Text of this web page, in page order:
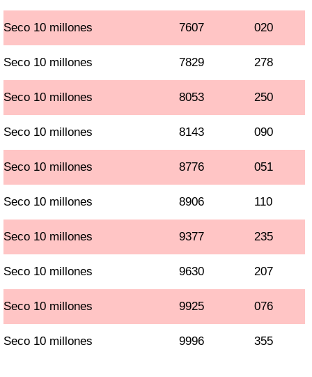
Seco 10 millones 7607 020
Seco 10 millones 7829 278
Seco 10 millones 8053 250
Seco 10 millones 8143 090
Seco 10 millones 8776 051
Seco 10 millones 8906 110
Seco 10 millones 9377 235
Seco 10 millones 9630 207
Seco 10 millones 9925 076
Seco 10 millones 9996 355